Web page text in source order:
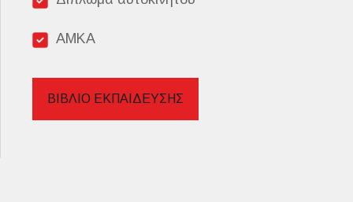
ΑΜΚΑ
ΒΙΒΛΙΟ ΕΚΠΑΙΔΕΥΣΗΣ